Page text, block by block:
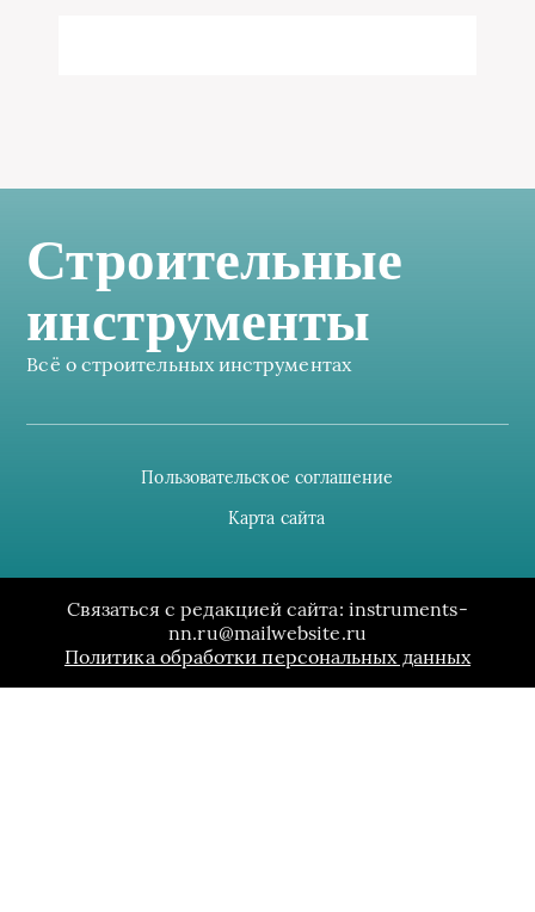
Строительные
инструменты
Всё о строительных инструментах
Пользовательское соглашение
Карта сайта
Связаться с редакцией сайта: instruments-
nn.ru@mailwebsite.ru
Политика обработки персональных данных